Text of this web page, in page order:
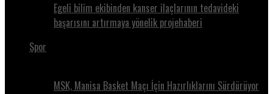
Egeli bilim ekibinden kanser ilaçlarının tedavideki
başarısını artırmaya yönelik projehaberi
Spor
MSK, Manisa Basket Maçı İçin Hazırlıklarını Sürdürüyor